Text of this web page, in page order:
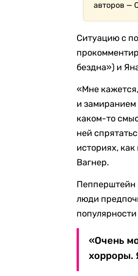
авторов —
Ситуацию с
бездна») и
«Мне
и
каком-то
ней
историях,
Вагнер.
Пепперштейн
люди
«Очень
хорроры.